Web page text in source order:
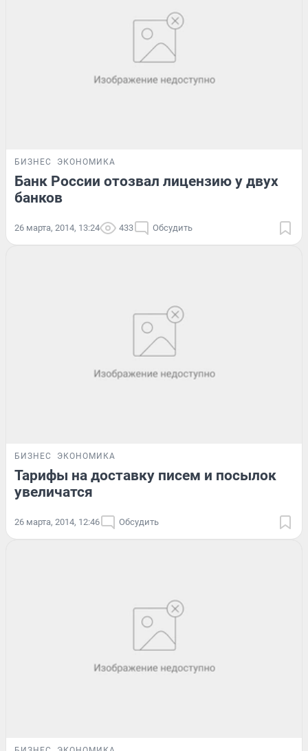
БИЗНЕС ЭКОНОМИКА
Банк России отозвал лицензию у двух
банков
26 марта, 2014, 13:24 433 Обсудить
БИЗНЕС ЭКОНОМИКА
Тарифы на доставку писем и посылок
увеличатся
26 марта, 2014, 12:46 Обсудить